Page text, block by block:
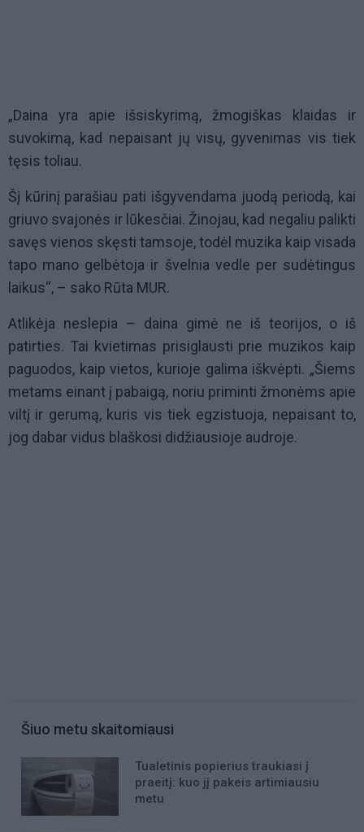
„Daina yra apie išsiskyrimą, žmogiškas klaidas ir
suvokimą, kad nepaisant jų visų, gyvenimas vis tiek
tęsis toliau.
Šį kūrinį parašiau pati išgyvendama juodą periodą, kai
griuvo svajonės ir lūkesčiai. Žinojau, kad negaliu palikti
savęs vienos skęsti tamsoje, todėl muzika kaip visada
tapo mano gelbėtoja ir švelnia vedle per sudėtingus
laikus“, – sako Rūta MUR.
Atlikėja neslepia – daina gimė ne iš teorijos, o iš
patirties. Tai kvietimas prisiglausti prie muzikos kaip
paguodos, kaip vietos, kurioje galima iškvėpti. „Šiems
metams einant į pabaigą, noriu priminti žmonėms apie
viltį ir gerumą, kuris vis tiek egzistuoja, nepaisant to,
jog dabar vidus blaškosi didžiausioje audroje.
Šiuo metu skaitomiausi
Tualetinis popierius traukiasi į
praeitį: kuo jį pakeis artimiausiu
metu